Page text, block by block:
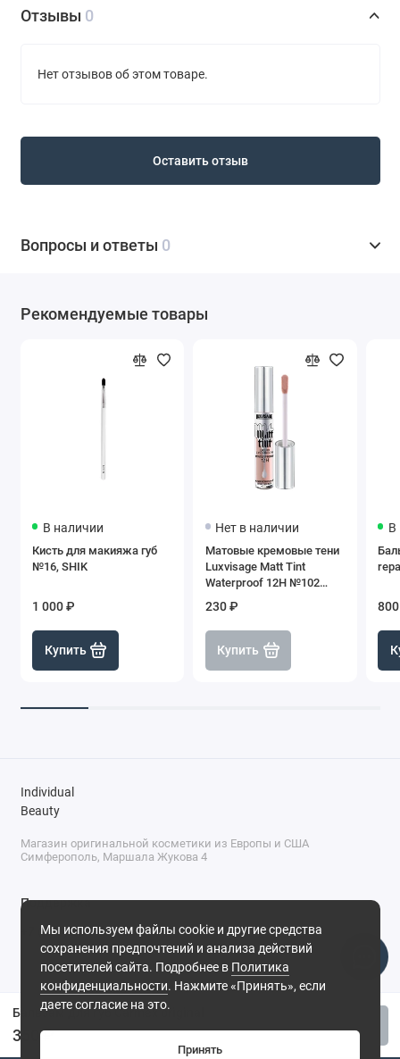
Бальзам для губ Carmex original
350 ₽
Отзывы 0
Нет отзывов об этом товаре.
Оставить отзыв
Вопросы и ответы 0
Рекомендуемые товары
В наличии
Кисть для макияжа губ
№16, SHIK
1 000 ₽
Купить
Нет в наличии
Матовые кремовые тени
Luxvisage Matt Tint
Waterproof 12H №102
230 ₽
Купить
В
Мы используем файлы cookie и другие средства
сохранения предпочтений и анализа действий
посетителей сайта. Подробнее в Политика
конфиденциальности. Нажмите «Принять», если
даете согласие на это.
Принять
Individual
Beauty
Магазин оригинальной косметики из Европы и США
Симферополь, Маршала Жукова 4
Поддержка
+7 (978) 586-46-46
ПН-ПТ: 9:00 - 18:00
Суббота: 9:00 - 17:00
Воскресенье: выходной
Симферополь, ул. Маршала Жукова, 4